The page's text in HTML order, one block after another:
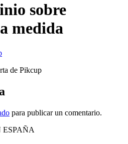
sobre
medida
de Pikcup
para publicar un comentario.